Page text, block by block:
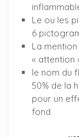
Le ou les
6
La
« attention
le nom du
50% de la
pour un
fond